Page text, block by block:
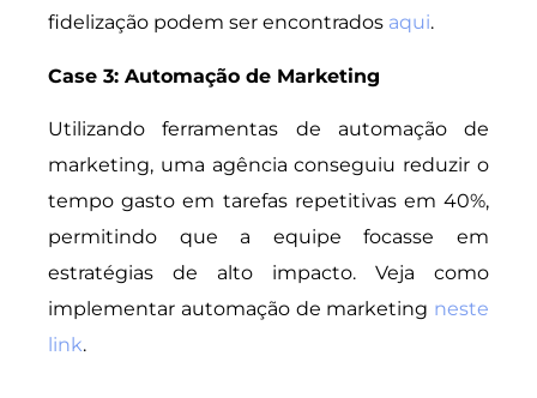
fidelização podem ser encontrados aqui.
Case 3: Automação de Marketing
Utilizando ferramentas de automação de
marketing, uma agência conseguiu reduzir o
tempo gasto em tarefas repetitivas em 40%,
permitindo que a equipe focasse em
estratégias de alto impacto. Veja como
implementar automação de marketing neste
link.